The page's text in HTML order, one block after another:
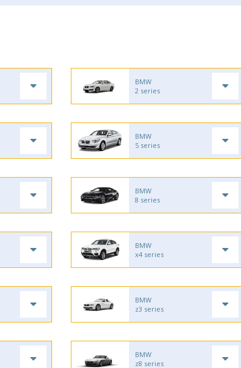
BMW
2 series
BMW
5 series
BMW
8 series
BMW
x4 series
BMW
z3 series
BMW
z8 series